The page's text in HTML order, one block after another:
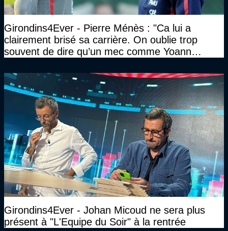
Girondins4Ever - Pierre Ménès : "Ca lui a
clairement brisé sa carrière. On oublie trop
souvent de dire qu’un mec comme Yoann
Girondins4Ever - Johan Micoud ne sera plus
présent à "L'Equipe du Soir" à la rentrée